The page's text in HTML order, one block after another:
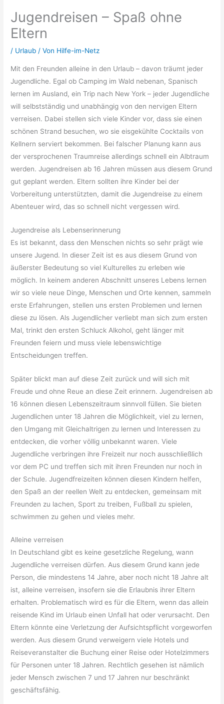
Jugendreisen – Spaß ohne
Eltern
/ Urlaub / Von Hilfe-im-Netz
Mit den Freunden alleine in den Urlaub – davon träumt jeder
Jugendliche. Egal ob Camping im Wald nebenan, Spanisch
lernen im Ausland, ein Trip nach New York – jeder Jugendliche
will selbstständig und unabhängig von den nervigen Eltern
verreisen. Dabei stellen sich viele Kinder vor, dass sie einen
schönen Strand besuchen, wo sie eisgekühlte Cocktails von
Kellnern serviert bekommen. Bei falscher Planung kann aus
der versprochenen Traumreise allerdings schnell ein Albtraum
werden. Jugendreisen ab 16 Jahren müssen aus diesem Grund
gut geplant werden. Eltern sollten ihre Kinder bei der
Vorbereitung unterstützten, damit die Jugendreise zu einem
Abenteuer wird, das so schnell nicht vergessen wird.
Jugendreise als Lebenserinnerung
Es ist bekannt, dass den Menschen nichts so sehr prägt wie
unsere Jugend. In dieser Zeit ist es aus diesem Grund von
äußerster Bedeutung so viel Kulturelles zu erleben wie
möglich. In keinem anderen Abschnitt unseres Lebens lernen
wir so viele neue Dinge, Menschen und Orte kennen, sammeln
erste Erfahrungen, stellen uns ersten Problemen und lernen
diese zu lösen. Als Jugendlicher verliebt man sich zum ersten
Mal, trinkt den ersten Schluck Alkohol, geht länger mit
Freunden feiern und muss viele lebenswichtige
Entscheidungen treffen.
Später blickt man auf diese Zeit zurück und will sich mit
Freude und ohne Reue an diese Zeit erinnern. Jugendreisen ab
16 können diesen Lebenszeitraum sinnvoll füllen. Sie bieten
Jugendlichen unter 18 Jahren die Möglichkeit, viel zu lernen,
den Umgang mit Gleichaltrigen zu lernen und Interessen zu
entdecken, die vorher völlig unbekannt waren. Viele
Jugendliche verbringen ihre Freizeit nur noch ausschließlich
vor dem PC und treffen sich mit ihren Freunden nur noch in
der Schule. Jugendfreizeiten können diesen Kindern helfen,
den Spaß an der reellen Welt zu entdecken, gemeinsam mit
Freunden zu lachen, Sport zu treiben, Fußball zu spielen,
schwimmen zu gehen und vieles mehr.
Alleine verreisen
In Deutschland gibt es keine gesetzliche Regelung, wann
Jugendliche verreisen dürfen. Aus diesem Grund kann jede
Person, die mindestens 14 Jahre, aber noch nicht 18 Jahre alt
ist, alleine verreisen, insofern sie die Erlaubnis ihrer Eltern
erhalten. Problematisch wird es für die Eltern, wenn das allein
reisende Kind im Urlaub einen Unfall hat oder verursacht. Den
Eltern könnte eine Verletzung der Aufsichtspflicht vorgeworfen
werden. Aus diesem Grund verweigern viele Hotels und
Reiseveranstalter die Buchung einer Reise oder Hotelzimmers
für Personen unter 18 Jahren. Rechtlich gesehen ist nämlich
jeder Mensch zwischen 7 und 17 Jahren nur beschränkt
geschäftsfähig.